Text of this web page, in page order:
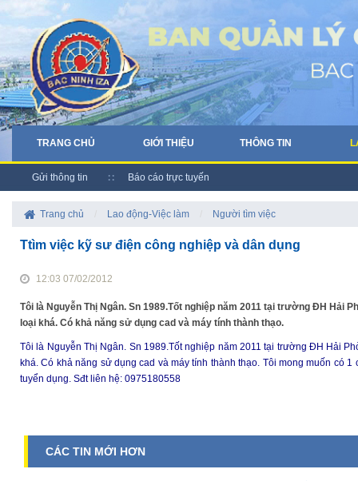
TRANG CHỦ GIỚI THIỆU THÔNG TIN
Gửi thông tin Báo cáo trực tuyến
Trang chủ Lao động-Việc làm Người tìm việc
Ttìm việc kỹ sư điện công nghiệp và dân dụng
12:03 07/02/2012
Tôi là Nguyễn Thị Ngân. Sn 1989.Tốt nghiệp năm 2011 tại trường ĐH Hải
loại khá. Có khả năng sử dụng cad và máy tính thành thạo.
Tôi là Nguyễn Thị Ngân. Sn 1989.Tốt nghiệp năm 2011 tại trường ĐH Hải
khá. Có khả năng sử dụng cad và máy tính thành thạo. Tôi mong muốn có
tuyển dụng. Sđt liên hệ: 0975180558
CÁC TIN MỚI HƠN